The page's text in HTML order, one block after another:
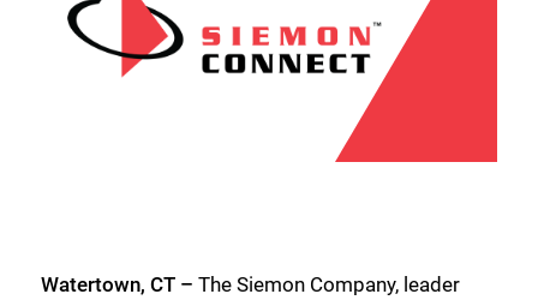
Watertown, CT – The Siemon Company, leader